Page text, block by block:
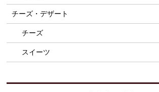
チーズ・デザート
チーズ
スイーツ